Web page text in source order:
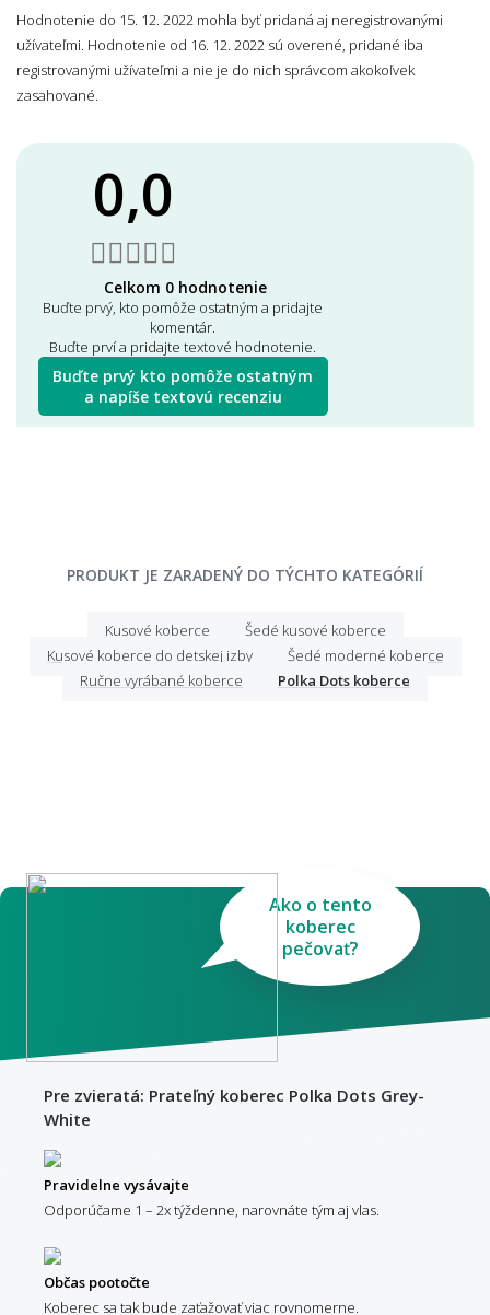
Hodnotenie do 15. 12. 2022 mohla byť pridaná aj neregistrovanými
užívateľmi. Hodnotenie od 16. 12. 2022 sú overené, pridané iba
registrovanými užívateľmi a nie je do nich správcom akokoľvek
zasahované.
0,0
Celkom 0 hodnotenie
Buďte prvý, kto pomôže ostatným a pridajte
komentár.
Buďte prví a pridajte textové hodnotenie.
Buďte prvý kto pomôže ostatným
a napíše textovú recenziu
PRODUKT JE ZARADENÝ DO TÝCHTO KATEGÓRIÍ
Kusové koberce
Šedé kusové koberce
Kusové koberce do detskej izby
Šedé moderné koberce
Ručne vyrábané koberce
Polka Dots koberce
Ako o tento
koberec
pečovať?
Pre zvieratá: Prateľný koberec Polka Dots Grey-
White
Pravidelne vysávajte
Odporúčame 1 – 2x týždenne, narovnáte tým aj vlas.
Občas pootočte
Koberec sa tak bude zaťažovať viac rovnomerne.